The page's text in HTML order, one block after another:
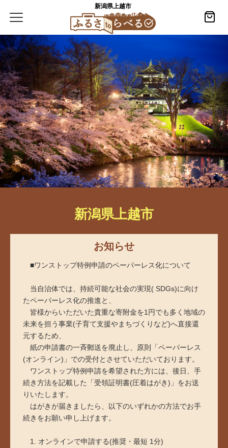
新潟県上越市
新潟県上越市
お知らせ
■ワンストップ特例申請のペーパーレス化について
当自治体では、持続可能な社会の実現( SDGs)に向け
たペーパーレス化の推進と、
皆様からいただいた貴重な寄附金を1円でも多く地域の
未来を担う事業(子育て支援やまちづくりなど)へ直接還
元するため、
紙の申請書の一斉郵送を廃止し、原則「ペーパーレス
(オンライン)」での受付とさせていただいております。
ワンストップ特例申請を希望された方には、後日、手
続き方法を記載した「受領証明書(圧着はがき)」をお送
りいたします。
はがきが届きましたら、以下のいずれかの方法でお手
続きをお願い申し上げます。
1. オンラインで申請する(推奨・最短 1分)